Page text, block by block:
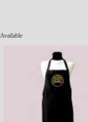
Available